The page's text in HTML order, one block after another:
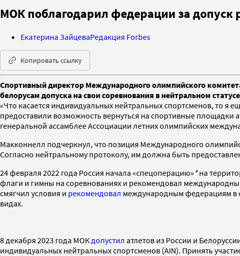
МОК поблагодарил федерации за допуск
Екатерина ЗайцеваРедакция Forbes
Копировать ссылку
Спортивный директор Международного олимпийского
белорусам допуска на свои соревнования в нейтральном
«Что касается индивидуальных нейтральных спортсменов, то я
предоставили возможность вернуться на спортивные площадки
генеральной ассамблее Ассоциации летних олимпийских
Макконнелл подчеркнул, что позиция Международного
Согласно нейтральному протоколу, им должна быть
24 февраля 2022 года Россия начала «спецоперацию» *на
флаги и гимны на соревнованиях и рекомендовал
смягчил условия и рекомендовал международным федерациям в
видах.
8 декабря 2023 года МОК допустил атлетов из России и
индивидуальных нейтральных спортсменов (AIN). Принять